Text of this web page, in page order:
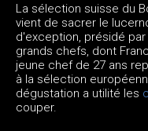
La sélection suisse du
vient de sacrer le
d'exception, présidé
grands chefs, dont
jeune chef de 27 ans
à la sélection
dégustation a utilité les
couper.